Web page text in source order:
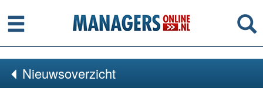
Menu
Nieuwsoverzicht